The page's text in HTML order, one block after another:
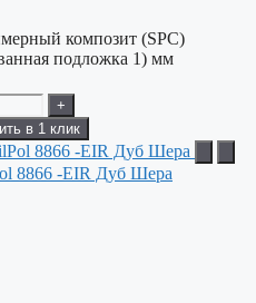
композит (SPC)
подложка 1) мм
+
в 1 клик
8866 -EIR Дуб Шера